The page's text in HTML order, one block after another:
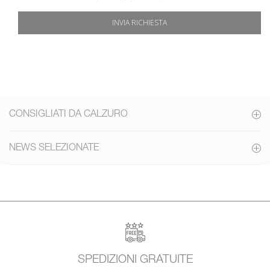
INVIA RICHIESTA
CONSIGLIATI DA CALZURO
NEWS SELEZIONATE
SPEDIZIONI GRATUITE